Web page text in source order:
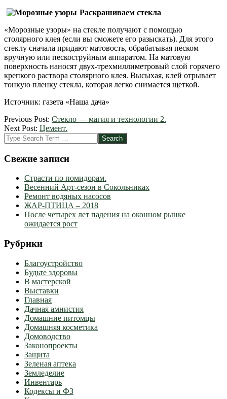
Раскрашиваем стекла
«Морозные узоры» на стекле получают с помощью
столярного клея (если вы сможете его разыскать). Для этого
стеклу сначала придают матовость, обрабатывая песком
вручную или пескоструйным аппаратом. На матовую
поверхность наносят двух-трехмиллиметровый слой горячего
крепкого раствора столярного клея. Высыхая, клей отрывает
тонкую пленку стекла, которая легко снимается щеткой.
Источник: газета «Наша дача»
2012-
03-
09
Previous Post: Стекло — магия и технологии 2.
Next Post: Цемент.
Search
Свежие записи
Страсти по помидорам.
Весенний Арт-сезон в Сокольниках
Ремонт водяных насосов
ЖАР-ПТИЦА – 2018
После четырех лет падения на оконном рынке
ожидается рост
Рубрики
Благоустройство
Будьте здоровы
В мастерской
Выставки
Главная
Дачная амнистия
Домашние питомцы
Домашняя косметика
Домоводство
Законопроекты
Защита
Зеленая аптека
Земледелие
Инвентарь
Кодексы и ФЗ